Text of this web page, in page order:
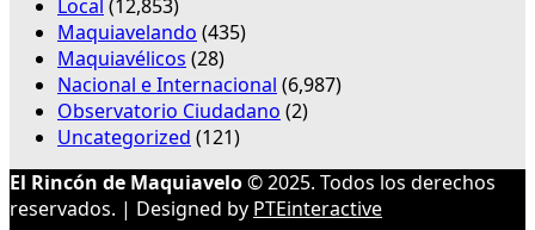
Local (12,853)
Maquiavelando (435)
Maquiavélicos (28)
Nacional e Internacional (6,987)
Observatorio Ciudadano (2)
Uncategorized (121)
El Rincón de Maquiavelo© 2025. Todos los derechos
reservados. | Designed by PTEinteractive